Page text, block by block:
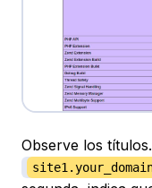
Observe los